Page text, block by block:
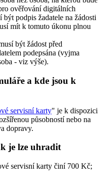
ověřování digitálních
podpis žadatele na žádosti
mít k tomuto úkonu plnou
být žádost před
podepsána (vyjma
- viz výše).
a kde jsou k
servisní karty" je k dispozici
působností nebo na
dopravy.
je lze uhradit
servisní karty činí 700 Kč;